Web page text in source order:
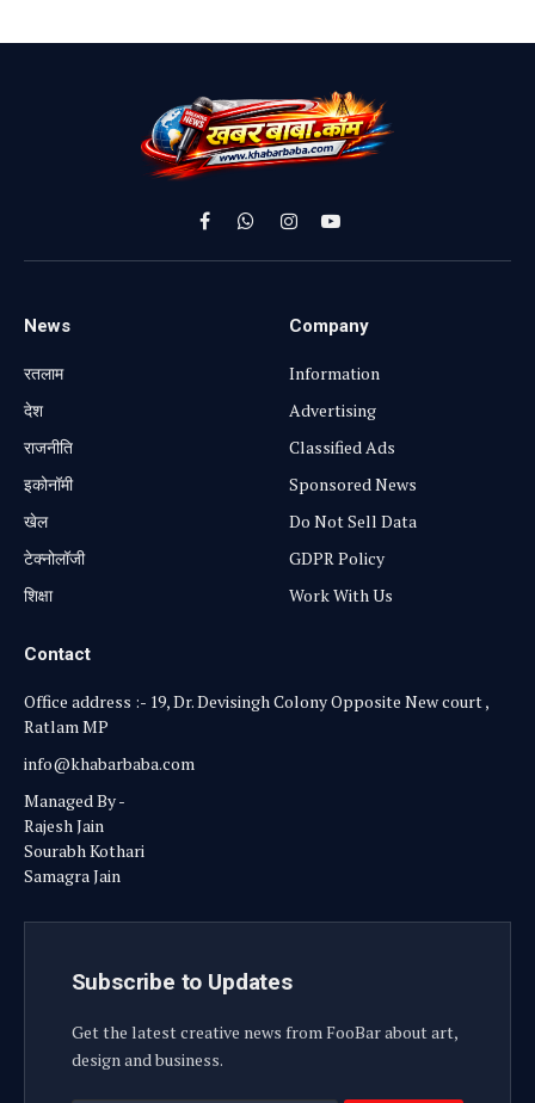
FacebookWhatsApp
InstagramYouTube
News
रतलाम
⁠देश
राजनीति
⁠इकोनॉमी
खेल
टेक्नोलॉजी
शिक्षा
Company
Information
Advertising
Classified Ads
Sponsored News
Do Not Sell Data
GDPR Policy
Work With Us
Contact
Office address :- 19, Dr. Devisingh Colony Opposite New court ,
Ratlam MP
info@khabarbaba.com
Managed By -
Rajesh Jain
Sourabh Kothari
Samagra Jain
Subscribe to Updates
Get the latest creative news from FooBar about art,
design and business.